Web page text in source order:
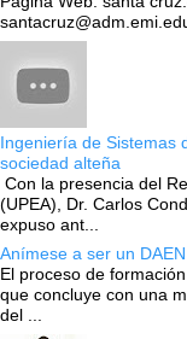
Ingeniería de Sistemas
sociedad alteña
Con la presencia del
(UPEA), Dr. Carlos
expuso ant...
Anímese a ser un DAEN
El proceso de
que concluye con una
del ...